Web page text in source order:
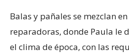
Balas y pañales se mezclan
reparadoras, donde Paula le
el clima de época, con las